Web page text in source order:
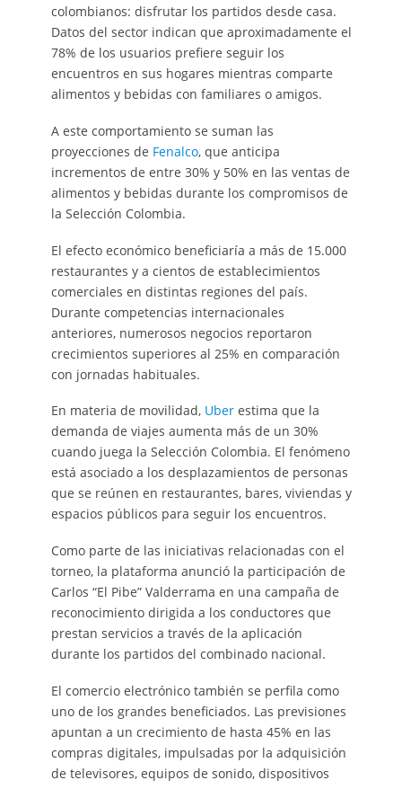
colombianos: disfrutar los partidos desde casa.
Datos del sector indican que aproximadamente el
78% de los usuarios prefiere seguir los
encuentros en sus hogares mientras comparte
alimentos y bebidas con familiares o amigos.
A este comportamiento se suman las
proyecciones de Fenalco, que anticipa
incrementos de entre 30% y 50% en las ventas de
alimentos y bebidas durante los compromisos de
la Selección Colombia.
El efecto económico beneficiaría a más de 15.000
restaurantes y a cientos de establecimientos
comerciales en distintas regiones del país.
Durante competencias internacionales
anteriores, numerosos negocios reportaron
crecimientos superiores al 25% en comparación
con jornadas habituales.
En materia de movilidad, Uber estima que la
demanda de viajes aumenta más de un 30%
cuando juega la Selección Colombia. El fenómeno
está asociado a los desplazamientos de personas
que se reúnen en restaurantes, bares, viviendas y
espacios públicos para seguir los encuentros.
Como parte de las iniciativas relacionadas con el
torneo, la plataforma anunció la participación de
Carlos “El Pibe” Valderrama en una campaña de
reconocimiento dirigida a los conductores que
prestan servicios a través de la aplicación
durante los partidos del combinado nacional.
El comercio electrónico también se perfila como
uno de los grandes beneficiados. Las previsiones
apuntan a un crecimiento de hasta 45% en las
compras digitales, impulsadas por la adquisición
de televisores, equipos de sonido, dispositivos